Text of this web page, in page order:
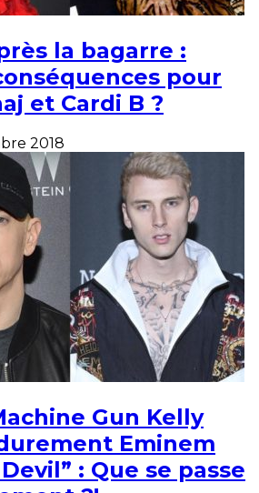
la bagarre :
pour
et Cardi B ?
2018
Gun Kelly
Eminem
: Que se passe